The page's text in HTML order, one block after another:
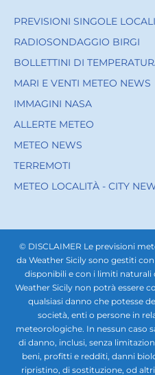
PREVISIONI SINGOLE
RADIOSONDAGGIO BIRGI
BOLLETTINI DI
MARI E VENTI METEO NEWS
IMMAGINI NASA
ALLERTE METEO
METEO NEWS
TERREMOTI
METEO LOCALITÀ - CITY
© DISCLAIMER Le previsioni
da Weather Sicily sono gestiti
disponibili e con i limiti naturali
Weather Sicily non potrà essere
qualsiasi danno che potesse
società, enti o persone in
meteorologiche. In nessun caso
di danno, inclusi, senza
beni, profitti e redditi, danni
ripristino, di sostituzione, od